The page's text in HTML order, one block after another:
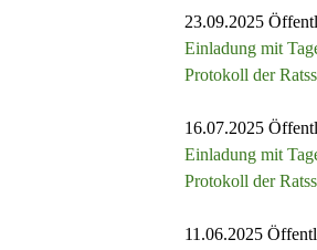
23.09.2025
Einladung mit
Protokoll der
16.07.2025
Einladung mit
Protokoll der
11.06.2025